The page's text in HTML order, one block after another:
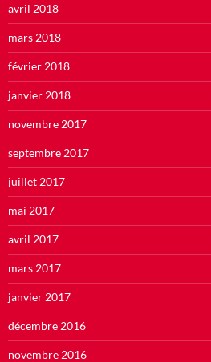
avril 2018
mars 2018
février 2018
janvier 2018
novembre 2017
septembre 2017
juillet 2017
mai 2017
avril 2017
mars 2017
janvier 2017
décembre 2016
novembre 2016